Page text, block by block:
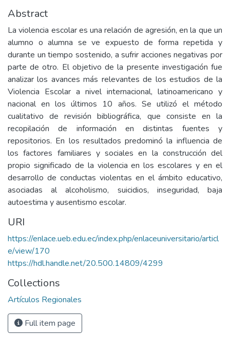
Abstract
La violencia escolar es una relación de agresión, en la que un
alumno o alumna se ve expuesto de forma repetida y
durante un tiempo sostenido, a sufrir acciones negativas por
parte de otro. El objetivo de la presente investigación fue
analizar los avances más relevantes de los estudios de la
Violencia Escolar a nivel internacional, latinoamericano y
nacional en los últimos 10 años. Se utilizó el método
cualitativo de revisión bibliográfica, que consiste en la
recopilación de información en distintas fuentes y
repositorios. En los resultados predominó la influencia de
los factores familiares y sociales en la construcción del
propio significado de la violencia en los escolares y en el
desarrollo de conductas violentas en el ámbito educativo,
asociadas al alcoholismo, suicidios, inseguridad, baja
autoestima y ausentismo escolar.
URI
https://enlace.ueb.edu.ec/index.php/enlaceuniversitario/articl
e/view/170
https://hdl.handle.net/20.500.14809/4299
Collections
Artículos Regionales
Full item page